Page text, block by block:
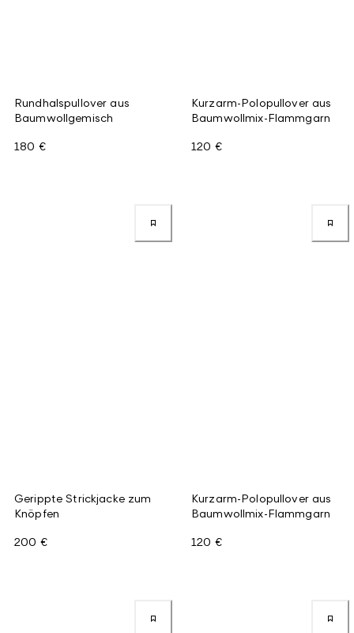
Rundhalspullover aus
Baumwollgemisch
180 €
Kurzarm-Polopullover aus
Baumwollmix-Flammgarn
120 €
Gerippte Strickjacke zum
Knöpfen
200 €
Kurzarm-Polopullover aus
Baumwollmix-Flammgarn
120 €